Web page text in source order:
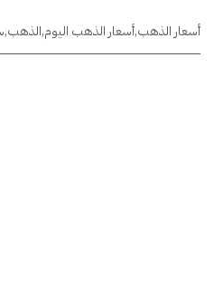
أسعار الذهب,أسعار الذهب اليوم,الذهب,